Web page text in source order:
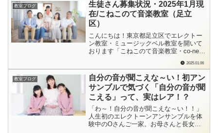
入れています。Yちゃん、1曲完成して次
の曲を選ぶことに。歌の曲は自分...
教室ブログ
生徒さん募集状況・2025年1月現
在/こねこのて音楽教室（足立
区）
こんにちは！東京都足立区でエレクトー
ン教室・ミュージックベル教室を開いて
おります「こねこのて音楽教室・co-neko
新年あけましておめでとうございます。
「一年の計は元旦にあり」今年こそ音楽
を始めてみようと思ったけど…元旦過ぎ
ちゃった！でも大丈夫！「始めたいと思
った...
2025.01.06
教室ブログ
自分の音が聞こえな～い！初アン
サンブルで気づく「自分の音が聞
こえる」って、実はレア！？
「わ～！自分の音が聞こえな～い！！」
人生初のエレクトーンアンサンブルを体
験中のOさんご一家。お母さんと長女さ